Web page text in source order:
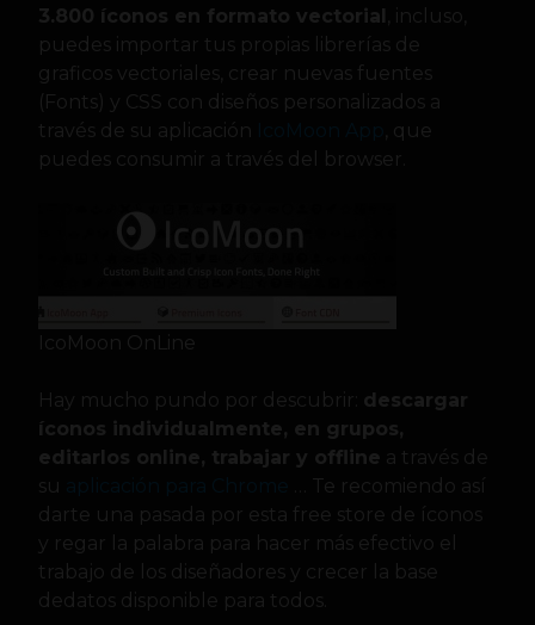
3.800 íconos en formato vectorial , incluso,
puedes importar tus propias librerías de
graficos vectoriales, crear nuevas fuentes
(Fonts) y CSS con diseños personalizados a
través de su aplicación
, que
puedes consumir a través del browser.
IcoMoon OnLine
Hay mucho pundo por descubrir:
descargar
íconos individualmente, en grupos,
editarlos online, trabajar y offline a través de
su
… Te recomiendo así
darte una pasada por esta free store de íconos
y regar la palabra para hacer más efectivo el
trabajo de los diseñadores y crecer la base
dedatos disponible para todos.